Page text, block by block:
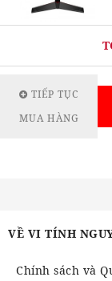
TIẾP TỤC
MUA HÀNG
VỀ VI TÍNH
Chính sách và